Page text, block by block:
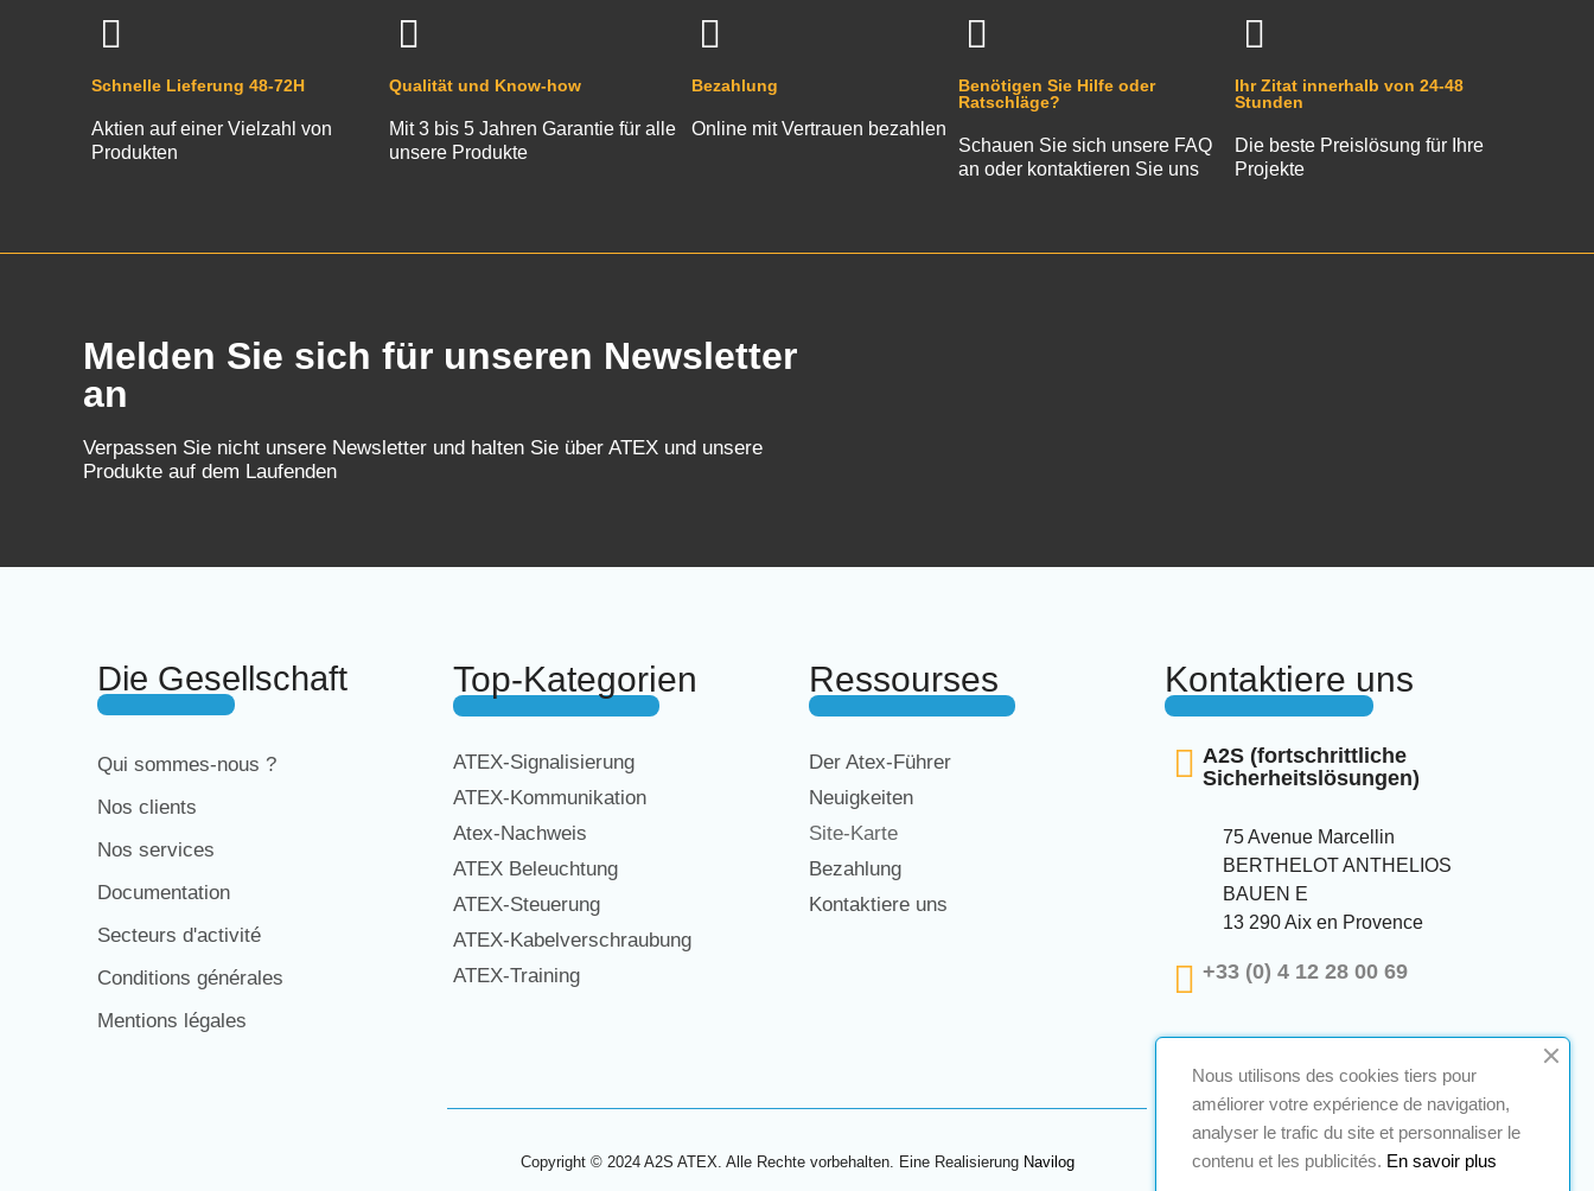
Schnelle Lieferung 48-72H
Aktien auf einer Vielzahl von
Produkten
Qualität und Know-how
Mit 3 bis 5 Jahren Garantie für alle
unsere Produkte
Bezahlung
Online mit Vertrauen bezahlen
Benötigen Sie Hilfe oder
Ratschläge?
Schauen Sie sich unsere FAQ
an oder kontaktieren Sie uns
Ihr Zitat innerhalb von 24-48
Stunden
Die beste Preislösung für Ihre
Projekte
Melden Sie sich für unseren Newsletter
an
Verpassen Sie nicht unsere Newsletter und halten Sie über ATEX und unsere
Produkte auf dem Laufenden
Die Gesellschaft
Qui sommes-nous ?
Nos clients
Nos services
Documentation
Secteurs d'activité
Conditions générales
Mentions légales
Top-Kategorien
ATEX-Signalisierung
ATEX-Kommunikation
Atex-Nachweis
ATEX Beleuchtung
ATEX-Steuerung
ATEX-Kabelverschraubung
ATEX-Training
Ressourses
Der Atex-Führer
Neuigkeiten
Site-Karte
Bezahlung
Kontaktiere uns
Kontaktiere uns
A2S (fortschrittliche
Sicherheitslösungen)
75 Avenue Marcellin
BERTHELOT ANTHELIOS
BAUEN E
13 290 Aix en Provence
+33 (0) 4 12 28 00 69
Copyright © 2024 A2S ATEX. Alle Rechte vorbehalten. Eine Realisierung Navilog
Nous utilisons des cookies tiers pour
améliorer votre expérience de navigation,
analyser le trafic du site et personnaliser le
contenu et les publicités. En savoir plus